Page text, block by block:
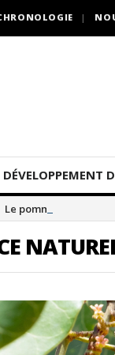
DÉVELOPPEMENT
Le pommier thé